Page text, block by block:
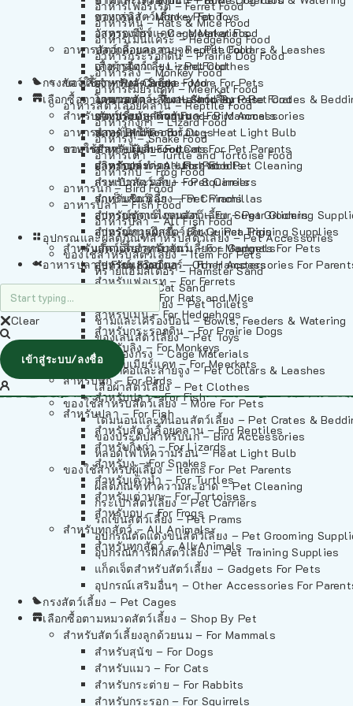
อาหารเฟอร์เร็ต – Ferret Food
อาหารหนู – Rats & Mice Food
อาหารเม่นแคระ – Hedgehog Food
อาหารกระรอกดิน – Prairie Dog Food
อาหารลิง – Monkey Food
อาหารเมียร์แคท – Meerkat Food
อาหารสัตว์เลี้อยคลาน – Reptile Food
อาหารกิ้งก่า – Lizard Food
อาหารงู – Snake Food
อาหารเต่า – Turtle and Tortoise Food
อาหารกบ – Frog Food
อาหารนก – Bird Food
อาหารปลา – Fish Food
อาหารปลา – All Fish Food
อุปกรณและผลิตภัณฑ์สำหรับสัตว์เลี้ยง – Pet Accessories
ของใช้สำหรับสัตว์เลี้ยง – Item For Pets
ทรายแฮมสเตอร์ – Hamster Sand
ทรายแมว – Cat Sand
ห้องน้ำสัตว์เลี้ยง – Pet Toilets
ชามและเครื่องป้อน – Bowls, Feeders & Watering
ของเล่นสัตว์เลี้ยง – Pet Toys
วัสดุรองกรง – Cage Materials
ปลอกคอและสายจูง – Pet Collars & Leashes
เสื้อผ้าสัตว์เลี้ยง – Pet Clothes
ของใช้สำหรับสัตว์เลี้ยง – More For Pets
โดมนอนและที่นอนสัตว์เลี้ยง – Pet Crates &
ของประดับสำหรับนก – Bird Accessories
หลอดไฟให้ความร้อน – Heat Light Bulb
ของใช้สำหรับผู้เลี้ยง – Items For Pet Parents
ผลิตภัณฑ์ทำความสะอาด – Pet Cleaning
กระเป๋าสัตว์เลี้ยง – Pet Carriers
รถเข็นสัตว์เลี้ยง – Pet Prams
อุปกรณ์ตัดแต่งขนสัตว์เลี้ยง – Pet Grooming
อุปกรณ์การฝึกสัตว์เลี้ยง – Pet Training Supplies
แก็ดเจ็ตสำหรับสัตว์เลี้ยง – Gadgets For Pets
อุปกรณ์เสริมอื่นๆ – Other Accessories For
กรงสัตว์เลี้ยง – Pet Cages
เลือกซื้อตามหมวดสัตว์เลี้ยง – Shop By Pet
สำหรับสัตว์เลี้ยงลูกด้วยนม – For Mammals
สำหรับสุนัข – For Dogs
สำหรับแมว – For Cats
สำหรับกระต่าย – For Rabbits
สำหรับกระรอก – For Squirrels
อาหารลิง – Monkey Food
อาหารเมียร์แคท – Meerkat Food
อาหารสัตว์เลี้อยคลาน – Reptile Food
อาหารกิ้งก่า – Lizard Food
อาหารงู – Snake Food
อาหารเต่า – Turtle and Tortoise Food
อาหารกบ – Frog Food
อาหารนก – Bird Food
อาหารปลา – Fish Food
อาหารปลา – All Fish Food
ของเล่นสัตว์เลี้ยง – Pet Toys
วัสดุรองกรง – Cage Materials
ปลอกคอและสายจูง – Pet Collars & Leashes
เสื้อผ้าสัตว์เลี้ยง – Pet Clothes
ของใช้สำหรับสัตว์เลี้ยง – More For Pets
โดมนอนและที่นอนสัตว์เลี้ยง – Pet Crates &
ของประดับสำหรับนก – Bird Accessories
หลอดไฟให้ความร้อน – Heat Light Bulb
ของใช้สำหรับผู้เลี้ยง – Items For Pet Parents
ผลิตภัณฑ์ทำความสะอาด – Pet Cleaning
กระเป๋าสัตว์เลี้ยง – Pet Carriers
รถเข็นสัตว์เลี้ยง – Pet Prams
อุปกรณ์ตัดแต่งขนสัตว์เลี้ยง – Pet Grooming
อุปกรณ์การฝึกสัตว์เลี้ยง – Pet Training Supplies
แก็ดเจ็ตสำหรับสัตว์เลี้ยง – Gadgets For Pets
อุปกรณ์เสริมอื่นๆ – Other Accessories For
กรงสัตว์เลี้ยง – Pet Cages
เลือกซื้อตามหมวดสัตว์เลี้ยง – Shop By Pet
สำหรับสัตว์เลี้ยงลูกด้วยนม – For Mammals
สำหรับสุนัข – For Dogs
สำหรับแมว – For Cats
สำหรับกระต่าย – For Rabbits
สำหรับกระรอก – For Squirrels
สำหรับชินชิล่า – For Chinchillas
สำหรับชูการ์ไกลเดอร์ – For Sugar Gliders
สำหรับหนูแกสบี้ – For Guinea Pigs
สำหรับสัตว์เลี้ยงลูกด้วยนม – For Mammals
สำหรับแฮมสเตอร์ – For Hamsters
สำหรับเฟอเรท – For Ferrets
สำหรับหนู – For Rats and Mice
สำหรับเม่น – For Hedgehogs
สำหรับกระรอกดิน – For Prairie Dogs
สำหรับลิง – For Monkeys
สำหรับเมียร์แคท – For Meerkats
สำหรับนก – For Birds
สำหรับปลา – For Fish
สำหรับปลา – For Fish
สำหรับสัตว์เลื้อยคลาน – For Reptiles
สำหรับกิ้งก่า – For Lizards
สำหรับงู – For Snakes
สำหรับเต่าน้ำ – For Turtles
สำหรับเต่าบก – For Tortoises
สำหรับกบ – For Frogs
สำหรับทุกสัตว์ – All Animals
สำหรับทุกสัตว์ – All Animals
อาหารปลา – Fish Food
Clear
เข้าสู่ระบบ/ลงชื่อ